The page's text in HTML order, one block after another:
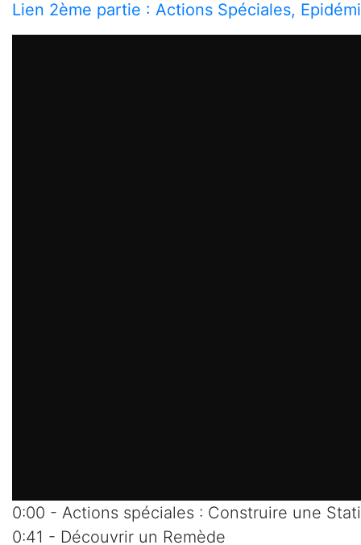
Lien 2ème partie : Actions Spéciales,
0:00 - Actions spéciales : Construire une
0:41 - Découvrir un Remède